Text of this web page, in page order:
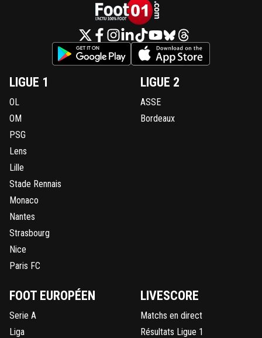
LIGUE 1
OL
OM
PSG
Lens
Lille
Stade Rennais
Monaco
Nantes
Strasbourg
Nice
Paris FC
LIGUE 2
ASSE
Bordeaux
FOOT EUROPÉEN
Serie A
Liga
LIVESCORE
Matchs en direct
Résultats Ligue 1